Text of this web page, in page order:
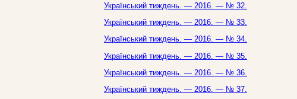
Український тиждень. — 2016. — № 32.
Український тиждень. — 2016. — № 33.
Український тиждень. — 2016. — № 34.
Український тиждень. — 2016. — № 35.
Український тиждень. — 2016. — № 36.
Український тиждень. — 2016. — № 37.